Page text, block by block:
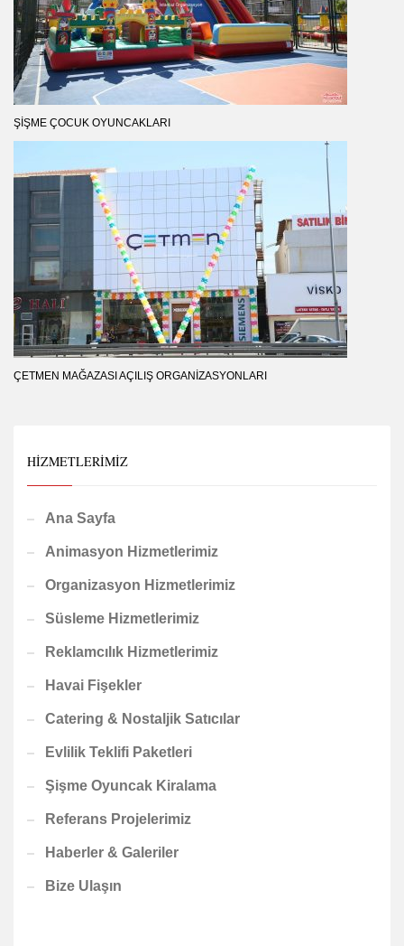
ŞIŞME ÇOCUK OYUNCAKLARI
ÇETMEN MAĞAZASI AÇILIŞ ORGANIZASYONLARI
HIZMETLERIMIZ
Ana Sayfa
Animasyon Hizmetlerimiz
Organizasyon Hizmetlerimiz
Süsleme Hizmetlerimiz
Reklamcılık Hizmetlerimiz
Havai Fişekler
Catering & Nostaljik Satıcılar
Evlilik Teklifi Paketleri
Şişme Oyuncak Kiralama
Referans Projelerimiz
Haberler & Galeriler
Bize Ulaşın